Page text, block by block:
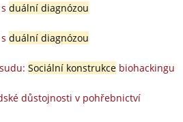
duální diagnózou
duální diagnózou
Sociální konstrukcebiohackingu
důstojnosti v pohřebnictví